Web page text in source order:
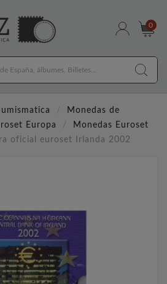
0
Monedas de
Europa
Monedas Euroset
oficial euroset Irlanda 2002